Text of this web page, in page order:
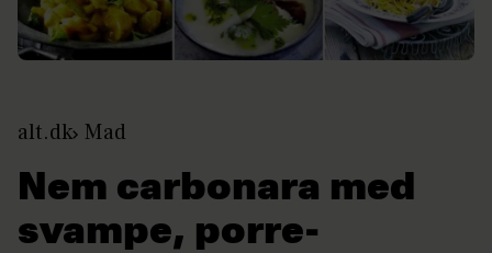
alt.dk Mad
Nem carbonara med
svampe, porre-